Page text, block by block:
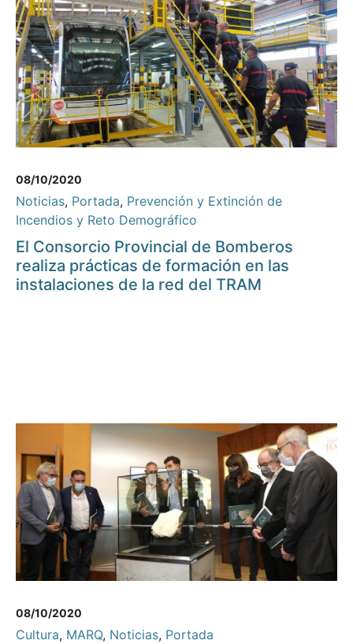
08/10/2020
Noticias, Portada, Prevención y Extinción de
Incendios y Reto Demográfico
El Consorcio Provincial de Bomberos
realiza prácticas de formación en las
instalaciones de la red del TRAM
08/10/2020
Cultura, MARQ, Noticias, Portada